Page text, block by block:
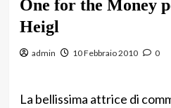
One for the Money
Heigl
admin 10 Febbraio 2010 0
La bellissima attrice di